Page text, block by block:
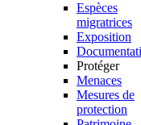
Espèces
migratrices
Exposition
Protéger
Menaces
Mesures de
protection